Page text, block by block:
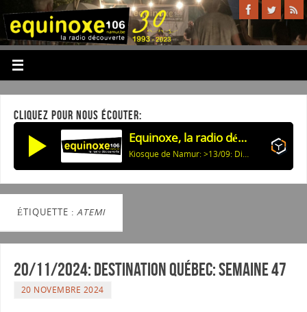
CLIQUEZ POUR NOUS ÉCOUTER:
Equinoxe, la radio découverte
Kiosque de Namur: >13/09: Dimanches en Musique
ÉTIQUETTE : ATEMI
20/11/2024: Destination Québec: semaine 47
20 NOVEMBRE 2024